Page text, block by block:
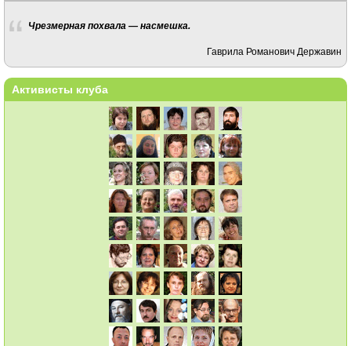
Чрезмерная похвала — насмешка.
Гаврила Романович Державин
Активисты клуба